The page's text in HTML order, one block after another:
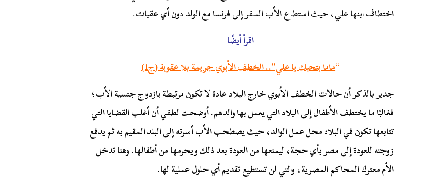
اختطاف ابنها علي، حيث استطاع الأب السفر إلى فرنسا مع الولد دون أي عقبات.
اقرأ أيضًا
“ماما بتحبك يا علي”.. الخطف الأبوي جريمة بلا عقوبة (ج1)
جدير بالذكر أن حالات الخطف الأبوي خارج البلاد عادة لا تكون مرتبطة بازدواج جنسية الأب؛
فغالبًا ما يختطف الأطفال إلى البلاد التي يعمل بها والدهم. أوضحت لطفي أن أغلب القضايا التي
تتابعها تكون في البلاد محل عمل الوالد، حيث يصطحب الأب أسرته إلى البلد المقيم به ثم يدفع
زوجته للعودة إلى مصر بأي حجة، ليمنعها من العودة بعد ذلك ويحرمها من أطفالها. وهنا تدخل
الأم معترك المحاكم المصرية، والتي لن تستطيع تقديم أي حلول عملية لها.